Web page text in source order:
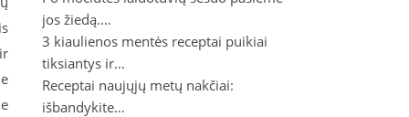
jos žiedą.…
3 kiaulienos mentės receptai puikiai
tiksiantys ir…
Receptai naujųjų metų nakčiai:
išbandykite…